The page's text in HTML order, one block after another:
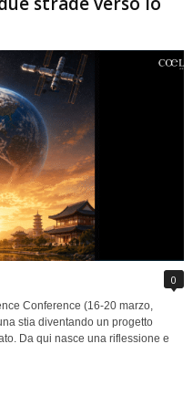
0
Conference (16-20 marzo,
stia diventando un progetto
Da qui nasce una riflessione e